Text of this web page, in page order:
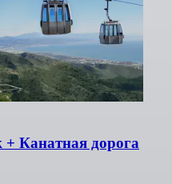
Канатная дорога